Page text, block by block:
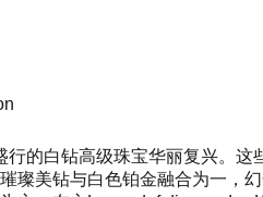
的白钻高级珠宝华丽复兴。
美钻与白色铂金融合为一，